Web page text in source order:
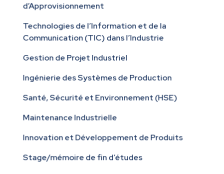
d’Approvisionnement
Technologies de l’Information et de la
Communication (TIC) dans l’Industrie
Gestion de Projet Industriel
Ingénierie des Systèmes de Production
Santé, Sécurité et Environnement (HSE)
Maintenance Industrielle
Innovation et Développement de Produits
Stage/mémoire de fin d’études